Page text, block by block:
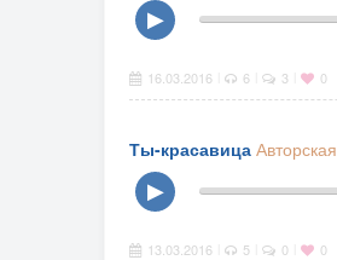
▶
16.03.2016 6 3 0
Ты-красавица Авторская
▶
13.03.2016 5 0 0